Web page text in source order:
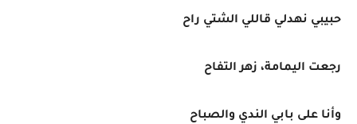
حبيبي نهدلي قاللي الشتي راح
رجعت اليمامة، زهر التفاح
وأنا على بابي الندي والصباح